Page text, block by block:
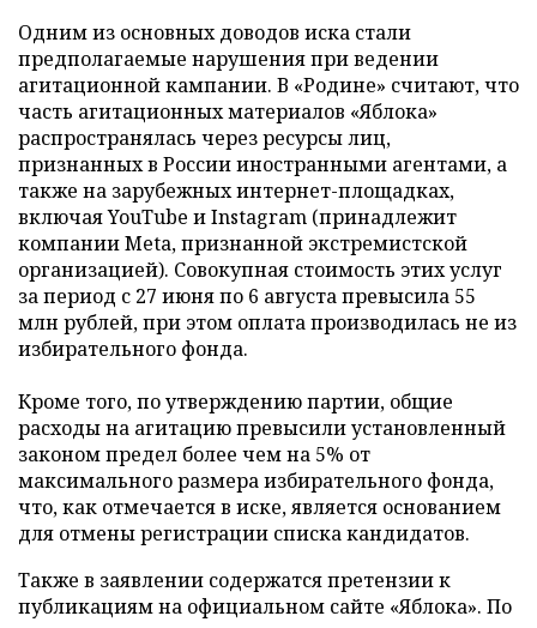
Одним из основных доводов иска стали
предполагаемые нарушения при ведении
агитационной кампании. В «Родине» считают, что
часть агитационных материалов «Яблока»
распространялась через ресурсы лиц,
признанных в России иностранными агентами, а
также на зарубежных интернет-площадках,
включая YouTube и Instagram (принадлежит
компании Meta, признанной экстремистской
организацией). Совокупная стоимость этих услуг
за период с 27 июня по 6 августа превысила 55
млн рублей, при этом оплата производилась не из
избирательного фонда.
Кроме того, по утверждению партии, общие
расходы на агитацию превысили установленный
законом предел более чем на 5% от
максимального размера избирательного фонда,
что, как отмечается в иске, является основанием
для отмены регистрации списка кандидатов.
Также в заявлении содержатся претензии к
публикациям на официальном сайте «Яблока». По